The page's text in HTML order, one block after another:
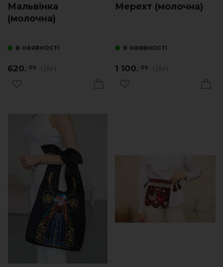
Мальвінка
(молочна)
в наявності
620. 00 UAH
Мерехт (молочна)
в наявності
1 100. 00 UAH